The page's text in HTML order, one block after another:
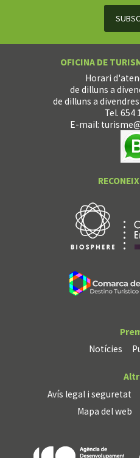
OFICINA DE
Horari
de dilluns a
de dilluns a
Tel. 654
E-mail:
Notícies
Avís legal i seguretat
Mapa del web